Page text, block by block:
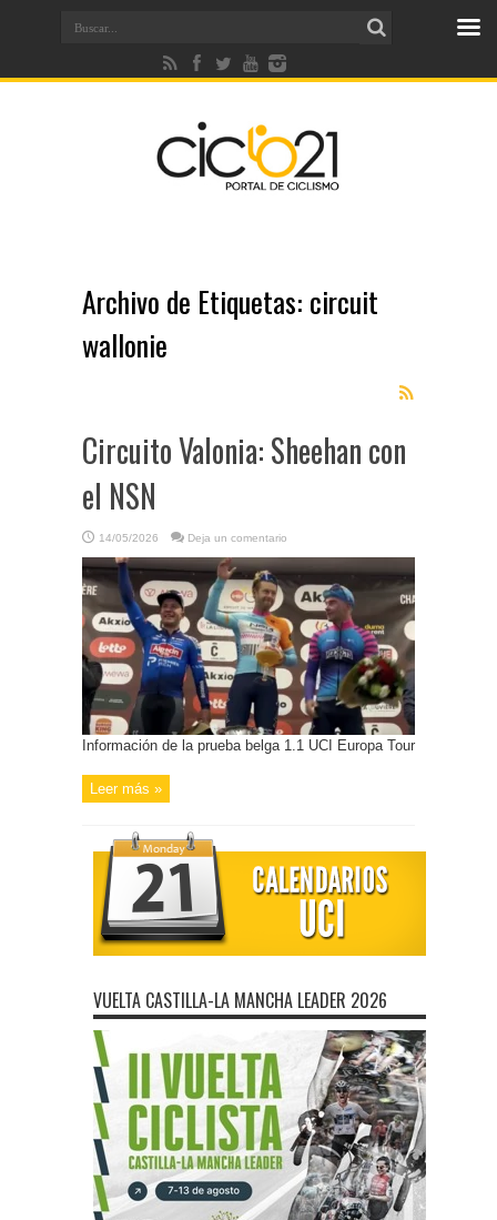
Archivo de Etiquetas: circuit
wallonie
Circuito Valonia: Sheehan con
el NSN
14/05/2026 Deja un comentario
Información de la prueba belga 1.1 UCI Europa Tour
Leer más »
VUELTA CASTILLA-LA MANCHA LEADER 2026